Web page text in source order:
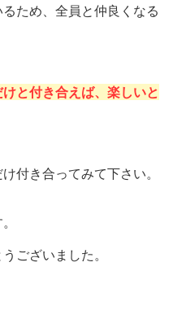
ため、全員と仲良くなる
と付き合えば、楽しいと
付き合ってみて下さい。
ございました。